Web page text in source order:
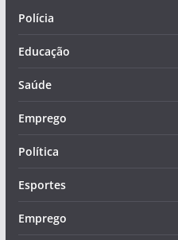
Polícia
Educação
Saúde
Emprego
Política
Esportes
Emprego